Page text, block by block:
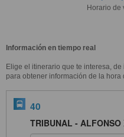
Horario de
Información en tiempo real
Elige el itinerario que te interesa,
para obtener información de la